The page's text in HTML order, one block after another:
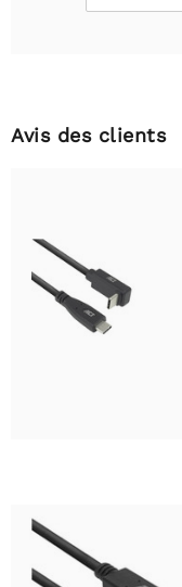
Avis des clients